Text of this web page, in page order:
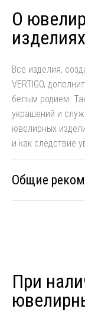
О
Все изделия,
VERTIGO,
белым родием.
украшений и
ювелирных
и как следствие
Общие
При